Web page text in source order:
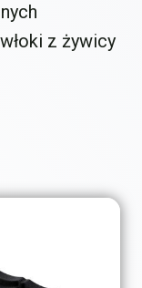
z żywicy